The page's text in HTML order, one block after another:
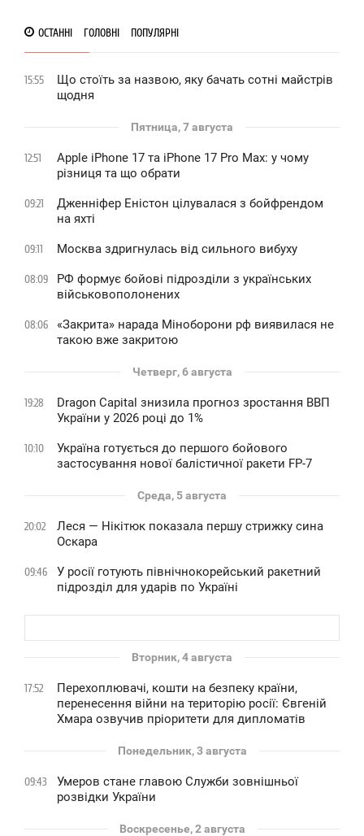
ОСТАННІ ГОЛОВНІ ПОПУЛЯРНІ
15:55
Що стоїть за назвою, яку бачать сотні майстрів
щодня
Пятница, 7 августа
12:51
Apple iPhone 17 та iPhone 17 Pro Max: у чому
різниця та що обрати
09:21
Дженніфер Еністон цілувалася з бойфрендом
на яхті
09:11 Москва здригнулась від сильного вибуху
08:09
РФ формує бойові підрозділи з українських
військовополонених
08:06
«Закрита» нарада Міноборони рф виявилася не
такою вже закритою
Четверг, 6 августа
19:28
Dragon Capital знизила прогноз зростання ВВП
України у 2026 році до 1%
10:10
Україна готується до першого бойового
застосування нової балістичної ракети FP-7
Среда, 5 августа
20:02
Леся — Нікітюк показала першу стрижку сина
Оскара
09:46
У росії готують північнокорейський ракетний
підрозділ для ударів по Україні
Вторник, 4 августа
17:52
Перехоплювачі, кошти на безпеку країни,
перенесення війни на територію росії: Євгеній
Хмара озвучив пріоритети для дипломатів
Понедельник, 3 августа
09:43
Умеров стане главою Служби зовнішньої
розвідки України
Воскресенье, 2 августа